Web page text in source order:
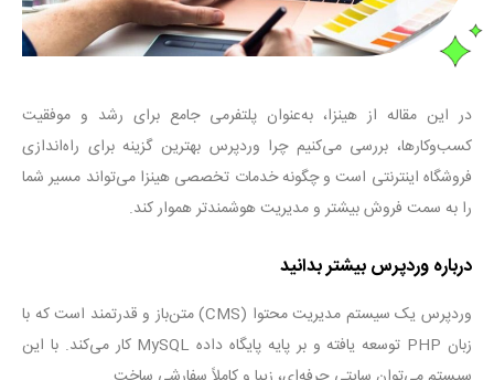
در این مقاله از هینزا، به‌عنوان پلتفرمیجامع برای رشد و موفقیت
کسب‌وکارها، بررسی می‌کنیمچرا وردپرسبهترین گزینه برای راه‌اندازی
فروشگاه اینترنتی است و چگونه خدمات تخصصی هینزا می‌تواندمسیر شما
را به سمت فروش بیشتر و مدیریتهوشمندترهموار کند.
درباره وردپرس بیشتر بدانید
وردپرس یک سیستم مدیریت محتوا(CMS)
متن‌باز و قدرتمند است که با
زبانPHP توسعه یافته و بر پایه پایگاه دادهMySQL
کار می‌کند. با این